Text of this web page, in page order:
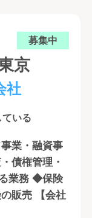
募集中
京
社
いる
業・融資事
債権管理・
業務 ◆保険
販売 【会社